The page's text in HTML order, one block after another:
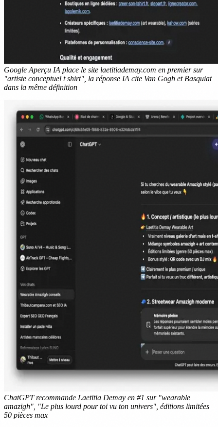
Google Aperçu IA place le site laetitiademay.com en premier sur
"artiste conceptuel t shirt", la réponse IA cite Van Gogh et Basquiat
dans la même définition
ChatGPT recommande Laetitia Demay en #1 sur "wearable
amazigh", "Le plus lourd pour toi vu ton univers", éditions limitées
50 pièces max